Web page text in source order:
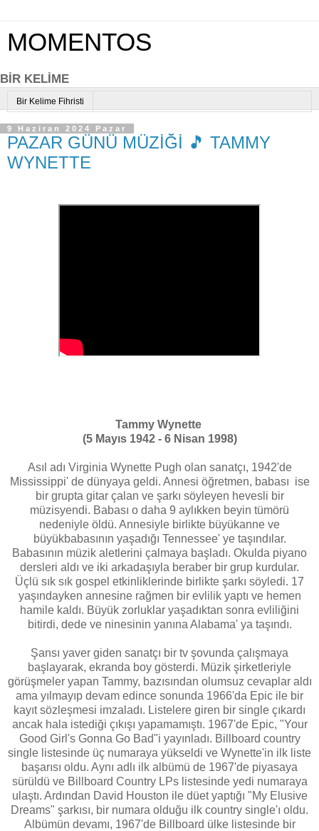
MOMENTOS
BİR KELİME
Bir Kelime Fihristi
9 Haziran 2024 Pazar
PAZAR GÜNÜ MÜZİĞİ 🎵 TAMMY
WYNETTE
Tammy Wynette
(5 Mayıs 1942 - 6 Nisan 1998)
Asıl adı Virginia Wynette Pugh olan sanatçı, 1942'de
Mississippi' de dünyaya geldi. Annesi öğretmen, babası ise
bir grupta gitar çalan ve şarkı söyleyen hevesli bir
müzisyendi. Babası o daha 9 aylıkken beyin tümörü
nedeniyle öldü. Annesiyle birlikte büyükanne ve
büyükbabasının yaşadığı Tennessee' ye taşındılar.
Babasının müzik aletlerini çalmaya başladı. Okulda piyano
dersleri aldı ve iki arkadaşıyla beraber bir grup kurdular.
Üçlü sık sık gospel etkinliklerinde birlikte şarkı söyledi. 17
yaşındayken annesine rağmen bir evlilik yaptı ve hemen
hamile kaldı. Büyük zorluklar yaşadıktan sonra evliliğini
bitirdi, dede ve ninesinin yanına Alabama' ya taşındı.
Şansı yaver giden sanatçı bir tv şovunda çalışmaya
başlayarak, ekranda boy gösterdi. Müzik şirketleriyle
görüşmeler yapan Tammy, bazısından olumsuz cevaplar aldı
ama yılmayıp devam edince sonunda 1966'da Epic ile bir
kayıt sözleşmesi imzaladı. Listelere giren bir single çıkardı
ancak hala istediği çıkışı yapamamıştı. 1967'de Epic, "Your
Good Girl's Gonna Go Bad"i yayınladı. Billboard country
single listesinde üç numaraya yükseldi ve Wynette'in ilk liste
başarısı oldu. Aynı adlı ilk albümü de 1967'de piyasaya
sürüldü ve Billboard Country LPs listesinde yedi numaraya
ulaştı. Ardından David Houston ile düet yaptığı "My Elusive
Dreams" şarkısı, bir numara olduğu ilk country single'ı oldu.
Albümün devamı, 1967'de Billboard ülke listesinde bir